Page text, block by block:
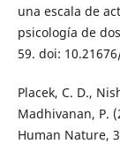
una escala de
psicología de
59. doi:
Placek, C. D.,
Madhivanan, P.
Human Nature,